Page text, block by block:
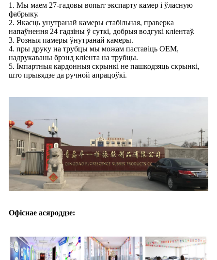
1. Мы маем 27-гадовы вопыт экспарту камер і ўласную
фабрыку.
2. Якасць унутранай камеры стабільная, праверка
напаўнення 24 гадзіны ў суткі, добрыя водгукі кліентаў.
3. Розныя памеры ўнутранай камеры.
4. пры друку на трубцы мы можам паставіць OEM,
надрукаваны брэнд кліента на трубцы.
5. Імпартныя кардонныя скрынкі не пашкодзяць скрынкі,
што прывядзе да ручной апрацоўкі.
Офіснае асяроддзе: